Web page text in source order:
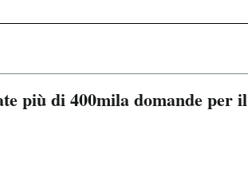
più di 400mila domande per il